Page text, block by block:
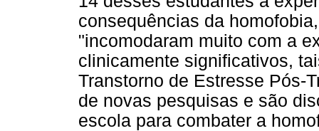
consequências da
"incomodaram muito com a
clinicamente significativos,
Transtorno de Estresse Pós-
de novas pesquisas e são
escola para combater a